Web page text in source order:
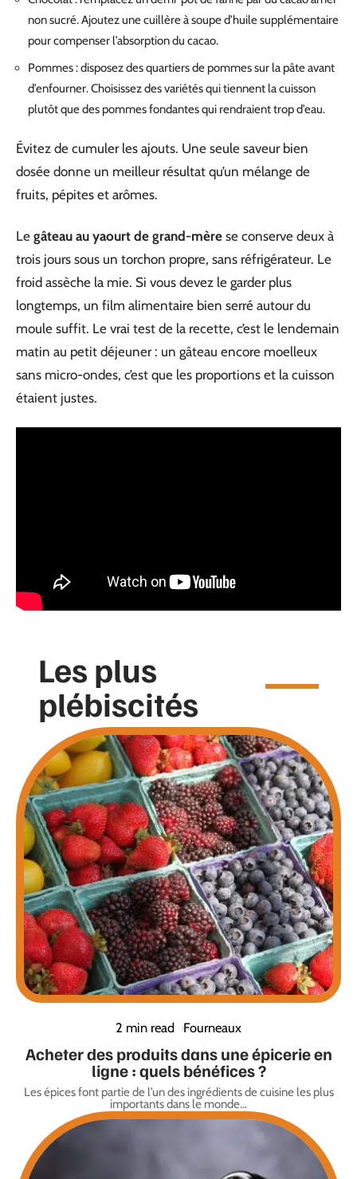
non sucré. Ajoutez une cuillère à soupe d’huile supplémentaire
pour compenser l’absorption du cacao.
Pommes : disposez des quartiers de pommes sur la pâte avant
d’enfourner. Choisissez des variétés qui tiennent la cuisson
plutôt que des pommes fondantes qui rendraient trop d’eau.
Évitez de cumuler les ajouts. Une seule saveur bien
dosée donne un meilleur résultat qu’un mélange de
fruits, pépites et arômes.
Le gâteau au yaourt de grand-mère se conserve deux à
trois jours sous un torchon propre, sans réfrigérateur. Le
froid assèche la mie. Si vous devez le garder plus
longtemps, un film alimentaire bien serré autour du
moule suffit. Le vrai test de la recette, c’est le lendemain
matin au petit déjeuner : un gâteau encore moelleux
sans micro-ondes, c’est que les proportions et la cuisson
étaient justes.
Les plus
plébiscités
2 min read Fourneaux
Acheter des produits dans une épicerie en
ligne : quels bénéfices ?
Les épices font partie de l’un des ingrédients de cuisine les plus
importants dans le monde…